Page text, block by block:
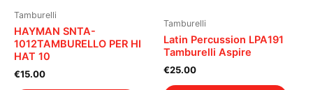
Tamburelli
HAYMAN SNTA-
1012TAMBURELLO PER HI
HAT 10
€15.00
Tamburelli
Latin Percussion LPA191
Tamburelli Aspire
€25.00